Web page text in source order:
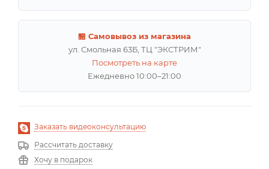
🏪 Самовывоз из магазина
ул. Смольная 63Б, ТЦ "ЭКСТРИМ"
Посмотреть на карте
Ежедневно 10:00–21:00
Заказать видеоконсультацию
Рассчитать доставку
Хочу в подарок